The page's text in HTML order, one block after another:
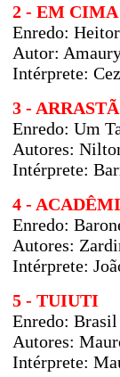
2 - EM
Enredo:
Autor:
Intérprete:
3 -
Enredo: Um
Autores:
Intérprete:
4 -
Enredo:
Autores:
Intérprete:
5 - TUIUTI
Enredo: Brasil
Autores:
Intérprete: